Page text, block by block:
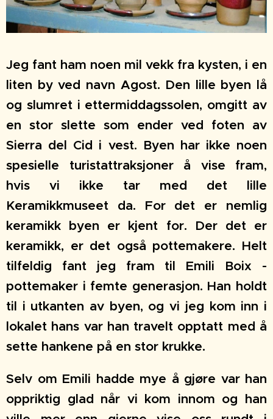
Jeg fant ham noen mil vekk fra kysten, i en
liten by ved navn Agost. Den lille byen lå
og slumret i ettermiddagssolen, omgitt av
en stor slette som ender ved foten av
Sierra del Cid i vest. Byen har ikke noen
spesielle turistattraksjoner å vise fram,
hvis vi ikke tar med det lille
Keramikkmuseet da. For det er nemlig
keramikk byen er kjent for. Der det er
keramikk, er det også pottemakere. Helt
tilfeldig fant jeg fram til Emili Boix -
pottemaker i femte generasjon. Han holdt
til i utkanten av byen, og vi jeg kom inn i
lokalet hans var han travelt opptatt med å
sette hankene på en stor krukke.
Selv om Emili hadde mye å gjøre var han
oppriktig glad når vi kom innom og han